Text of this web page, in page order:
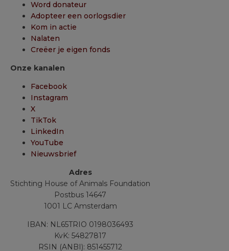
Word donateur
Adopteer een oorlogsdier
Kom in actie
Nalaten
Creëer je eigen fonds
Onze kanalen
Facebook
Instagram
X
TikTok
LinkedIn
YouTube
Nieuwsbrief
Adres
Stichting House of Animals Foundation
Postbus 14647
1001 LC Amsterdam
IBAN: NL65TRIO 0198036493
KvK: 54827817
RSIN (ANBI): 851455712